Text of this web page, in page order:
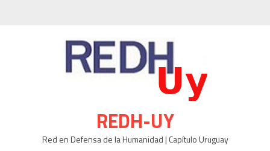
REDH-UY
Red en Defensa de la Humanidad | Capítulo Uruguay